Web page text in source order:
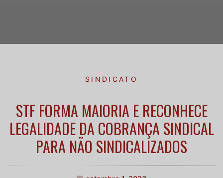
SINDICATO
STF FORMA MAIORIA E RECONHECE
LEGALIDADE DA COBRANÇA SINDICAL
PARA NÃO SINDICALIZADOS